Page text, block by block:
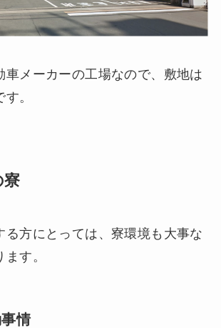
車メーカーの工場なので、敷地は
。
寮
る方にとっては、寮環境も大事な
す。
情